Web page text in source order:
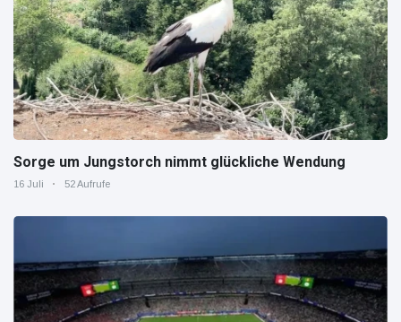
Sorge um Jungstorch nimmt glückliche Wendung
16 Juli 52 Aufrufe